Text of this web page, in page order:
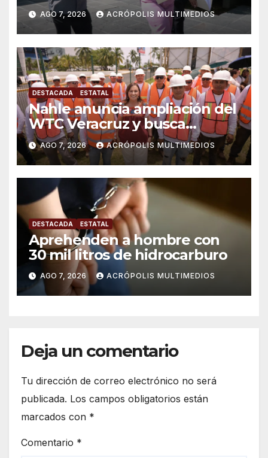
AGO 7, 2026 ACRÓPOLIS MULTIMEDIOS
DESTACADA ESTATAL
Nahle anuncia ampliación del
WTC Veracruz y busca
solución para ingenio en crisis
AGO 7, 2026 ACRÓPOLIS MULTIMEDIOS
DESTACADA ESTATAL
Aprehenden a hombre con
30 mil litros de hidrocarburo
AGO 7, 2026 ACRÓPOLIS MULTIMEDIOS
Deja un comentario
Tu dirección de correo electrónico no será
publicada. Los campos obligatorios están
marcados con *
Comentario *